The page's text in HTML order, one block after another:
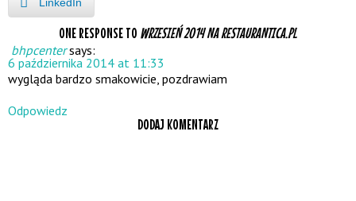
ONE RESPONSE TO WRZESIEŃ 2014 NA RESTAURANTICA.PL
bhpcenter says:
6 października 2014 at 11:33
wygląda bardzo smakowicie, pozdrawiam
Odpowiedz
DODAJ KOMENTARZ